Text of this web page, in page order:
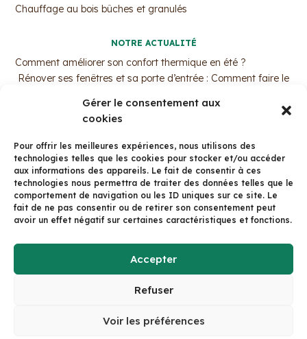
Gérer le consentement aux
cookies
Pour offrir les meilleures expériences, nous utilisons des
technologies telles que les cookies pour stocker et/ou accéder
aux informations des appareils. Le fait de consentir à ces
technologies nous permettra de traiter des données telles que le
comportement de navigation ou les ID uniques sur ce site. Le
fait de ne pas consentir ou de retirer son consentement peut
avoir un effet négatif sur certaines caractéristiques et fonctions.
Accepter
Refuser
Voir les préférences
Chauffage au bois bûches et granulés
NOTRE ACTUALITÉ
Comment améliorer son confort thermique en été ?
Rénover ses fenêtres et sa porte d’entrée : Comment faire le
MaPrimeRénov’ : Pourquoi c’est le moment d’agir ?
Trouvez votre professionnel de l’isolation par ouate de
cellulose !
La fenêtre bois aluminium avec Arbor&Sens
CONTACT
125 Av. du Dr Valois, 38500 Voiron
Tél: 04 58 15 01 01
politique de confidentialité| Ce site a été réalisé